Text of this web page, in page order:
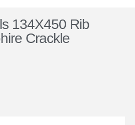
134X450 Rib
Crackle